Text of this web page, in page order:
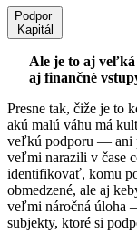
Podpor
Kapitál
Ale je to aj
aj finančné
Presne tak, čiže je to
akú malú váhu má
veľkú podporu — ani
veľmi narazili v čase
identifikovať, komu
obmedzené, ale aj
veľmi náročná úloha
subjekty, ktoré si